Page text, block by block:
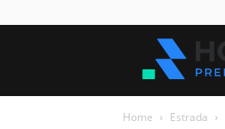
Home Estrada